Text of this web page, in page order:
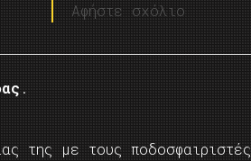
Αφήστε σχόλιο
.
της με τους ποδοσφαιριστές